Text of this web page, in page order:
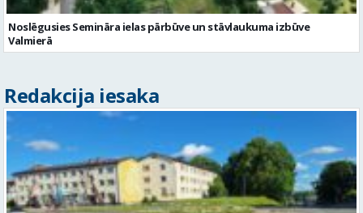
Noslēgusies Semināra ielas pārbūve un stāvlaukuma izbūve
Valmierā
Redakcija iesaka